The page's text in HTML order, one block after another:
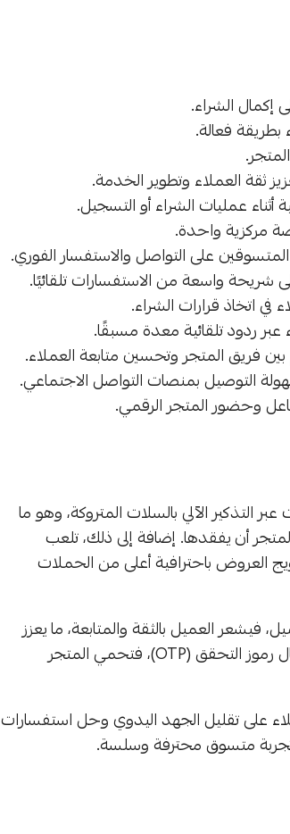
إكمال الشراء.
فعالة.
ثقة العملاء وتطوير الخدمة.
مركزية واحدة.
على التواصل والاستفسار الفوري.
شريحة واسعة من الاستفسارات تلقائيًا.
اتخاذ قرارات الشراء.
عبر ردود تلقائية معدة مسبقًا.
التوصيل بمنصات التواصل الاجتماعي.
وحضور المتجر الرقمي.
التذكير الآلي بالسلات المتروكة، وهو ما
أن يفقدها. إضافة إلى ذلك، تلعب
العروض باحترافية أعلى من الحملات
فيشعر العميل بالثقة والمتابعة، ما يعزز
ولاءه ويقلل من الاستفسارات المتكررة حول الطلبات. أما خاصية إرسال رموز التحقق (OTP)، فتحمي المتجر
على تقليل الجهد اليدوي وحل استفسارات
تجربة متسوق محترفة وسلسة.